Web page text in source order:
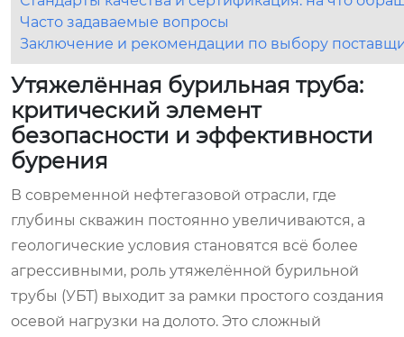
Часто задаваемые вопросы
Заключение и рекомендации по выбору
Утяжелённая бурильная труба:
критический элемент
безопасности и эффективности
бурения
В современной нефтегазовой отрасли, где
глубины скважин постоянно увеличиваются, а
геологические условия становятся всё более
агрессивными, роль утяжелённой бурильной
трубы (УБТ) выходит за рамки простого создания
осевой нагрузки на долото. Это сложный